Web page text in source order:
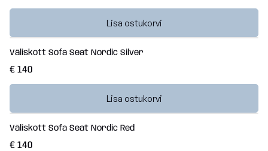
Lisa ostukorvi
Väliskott Sofa Seat Nordic Silver
€ 140
Lisa ostukorvi
Väliskott Sofa Seat Nordic Red
€ 140